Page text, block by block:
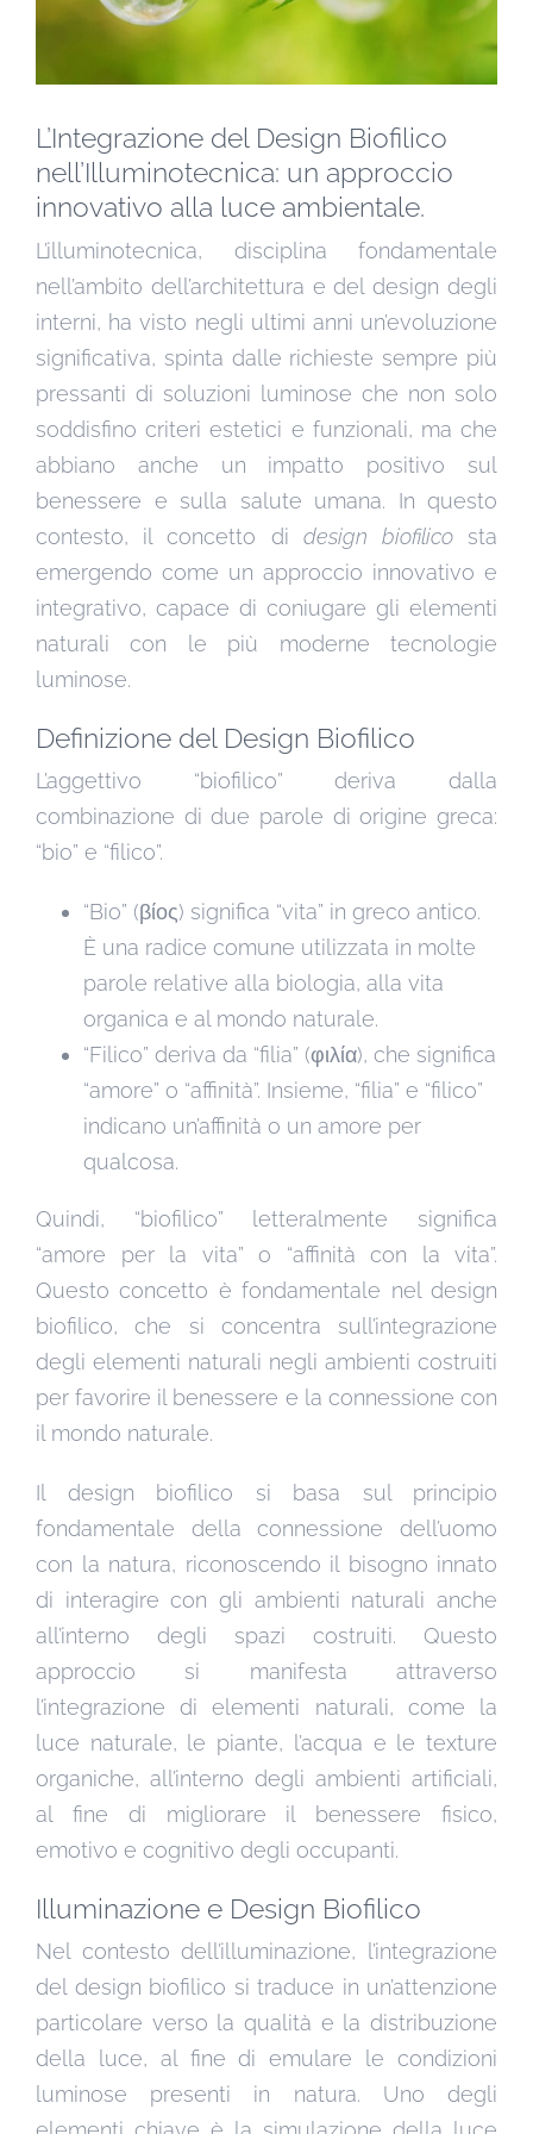
L’Integrazione del Design Biofilico
nell’Illuminotecnica: un approccio
innovativo alla luce ambientale.
L’illuminotecnica, disciplina fondamentale
nell’ambito dell’architettura e del design degli
interni, ha visto negli ultimi anni un’evoluzione
significativa, spinta dalle richieste sempre più
pressanti di soluzioni luminose che non solo
soddisfino criteri estetici e funzionali, ma che
abbiano anche un impatto positivo sul
benessere e sulla salute umana. In questo
contesto, il concetto di design biofilicosta
emergendo come un approccio innovativo e
integrativo, capace di coniugare gli elementi
naturali con le più moderne tecnologie
luminose.
Definizione del Design Biofilico
L’aggettivo “biofilico” deriva dalla
combinazione di due parole di origine greca:
“bio” e “filico”.
“Bio” (βίος) significa “vita” in greco antico.
È una radice comune utilizzata in molte
parole relative alla biologia, alla vita
organica e al mondo naturale.
“Filico” deriva da “filia” (φιλία), che significa
“amore” o “affinità”. Insieme, “filia” e “filico”
indicano un’affinità o un amore per
qualcosa.
Quindi, “biofilico” letteralmente significa
“amore per la vita” o “affinità con la vita”.
Questo concetto è fondamentale nel design
biofilico, che si concentra sull’integrazione
degli elementi naturali negli ambienti costruiti
per favorire il benessere e la connessione con
il mondo naturale.
Il design biofilico si basa sul principio
fondamentale della connessione dell’uomo
con la natura, riconoscendo il bisogno innato
di interagire con gli ambienti naturali anche
all’interno degli spazi costruiti. Questo
approccio si manifesta attraverso
l’integrazione di elementi naturali, come la
luce naturale, le piante, l’acqua e le texture
organiche, all’interno degli ambienti artificiali,
al fine di migliorare il benessere fisico,
emotivo e cognitivo degli occupanti.
Illuminazione e Design Biofilico
Nel contesto dell’illuminazione, l’integrazione
del design biofilico si traduce in un’attenzione
particolare verso la qualità e la distribuzione
della luce, al fine di emulare le condizioni
luminose presenti in natura. Uno degli